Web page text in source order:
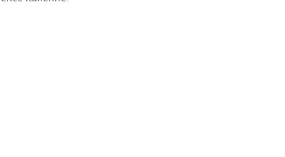
Planche d'icône en
35x54 avec cadre
Planche d'icône en
40x50 avec cadre